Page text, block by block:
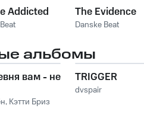
Addicted The Evidence
Danske Beat
альбомы
вам - не
, Кэтти Бриз
TRIGGER
dvspair